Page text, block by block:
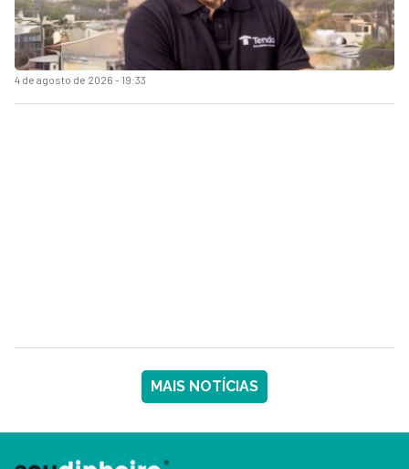
4 de agosto de 2026 - 19:33
MAIS NOTÍCIAS